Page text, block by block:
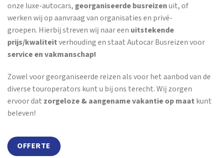
onze luxe-autocars, georganiseerde busreizenuit, of
werken wij op aanvraag van organisaties en privé-
groepen. Hierbij streven wij naar een uitstekende
prijs/kwaliteitverhouding en staat Autocar Busreizen voor
service en vakmanschap!
Zowel voor georganiseerde reizen als voor het aanbod van de
diverse touroperators kunt u bij ons terecht. Wij zorgen
ervoor dat zorgeloze & aangename vakantie op maat kunt
beleven!
OFFERTE